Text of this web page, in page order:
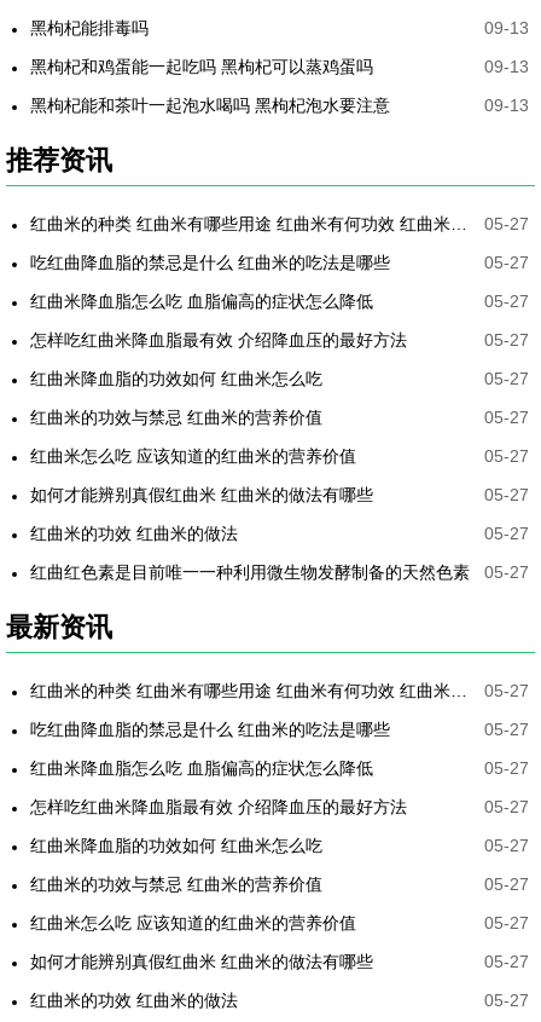
黑枸杞能排毒吗
09-13
黑枸杞和鸡蛋能一起吃吗 黑枸杞可以蒸鸡蛋吗
09-13
黑枸杞能和茶叶一起泡水喝吗 黑枸杞泡水要注意
09-13
推荐资讯
05-27
吃红曲降血脂的禁忌是什么 红曲米的吃法是哪些
05-27
红曲米降血脂怎么吃 血脂偏高的症状怎么降低
05-27
怎样吃红曲米降血脂最有效 介绍降血压的最好方法
05-27
红曲米降血脂的功效如何 红曲米怎么吃
05-27
红曲米的功效与禁忌 红曲米的营养价值
05-27
红曲米怎么吃 应该知道的红曲米的营养价值
05-27
如何才能辨别真假红曲米 红曲米的做法有哪些
05-27
红曲米的功效 红曲米的做法
05-27
红曲红色素是目前唯一一种利用微生物发酵制备的天然色素
05-27
最新资讯
05-27
吃红曲降血脂的禁忌是什么 红曲米的吃法是哪些
05-27
红曲米降血脂怎么吃 血脂偏高的症状怎么降低
05-27
怎样吃红曲米降血脂最有效 介绍降血压的最好方法
05-27
红曲米降血脂的功效如何 红曲米怎么吃
05-27
红曲米的功效与禁忌 红曲米的营养价值
05-27
红曲米怎么吃 应该知道的红曲米的营养价值
05-27
如何才能辨别真假红曲米 红曲米的做法有哪些
05-27
红曲米的功效 红曲米的做法
05-27